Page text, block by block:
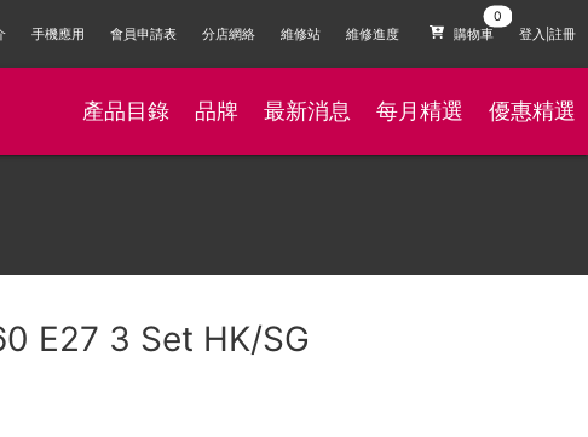
手機應用 會員申請表 分店網絡 維修站 維修進度 購物車 登入|註冊
產品目錄 品牌 最新消息 每月精選 優惠精選
E27 3 Set HK/SG